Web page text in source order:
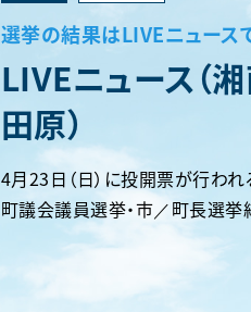
選挙の結果はLIVEニュース
LIVEニュース（
田原）
4月23日（日）に投開票が行わ
町議会議員選挙・市／町長選挙